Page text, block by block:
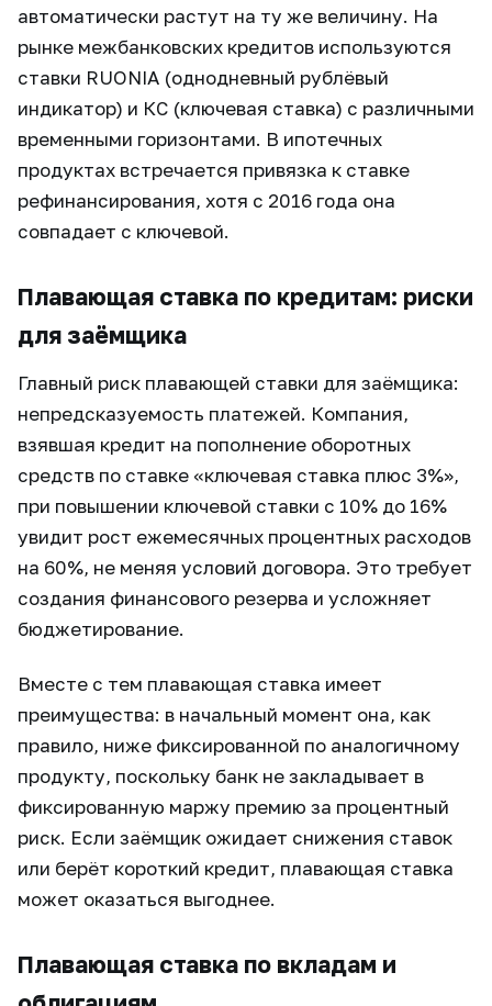
автоматически растут на ту же величину. На
рынке межбанковских кредитов используются
ставки RUONIA (однодневный рублёвый
индикатор) и КС (ключевая ставка) с различными
временными горизонтами. В ипотечных
продуктах встречается привязка к ставке
рефинансирования, хотя с 2016 года она
совпадает с ключевой.
Плавающая ставка по кредитам: риски
для заёмщика
Главный риск плавающей ставки для заёмщика:
непредсказуемость платежей. Компания,
взявшая кредит на пополнение оборотных
средств по ставке «ключевая ставка плюс 3%»,
при повышении ключевой ставки с 10% до 16%
увидит рост ежемесячных процентных расходов
на 60%, не меняя условий договора. Это требует
создания финансового резерва и усложняет
бюджетирование.
Вместе с тем плавающая ставка имеет
преимущества: в начальный момент она, как
правило, ниже фиксированной по аналогичному
продукту, поскольку банк не закладывает в
фиксированную маржу премию за процентный
риск. Если заёмщик ожидает снижения ставок
или берёт короткий кредит, плавающая ставка
может оказаться выгоднее.
Плавающая ставка по вкладам и